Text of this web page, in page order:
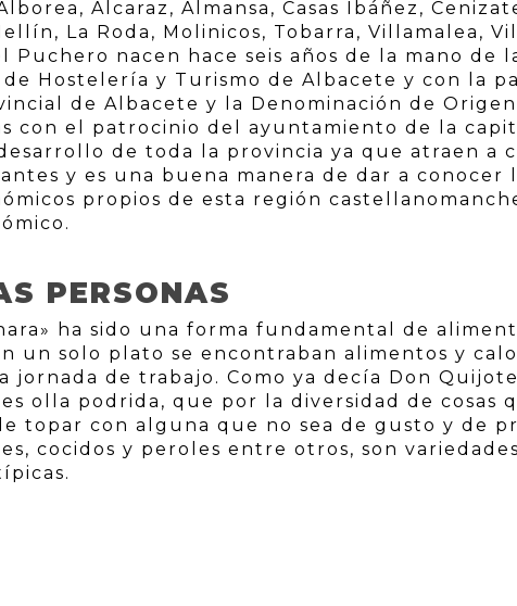
Alcaraz, Almansa, Casas Ibáñez,
La Roda, Molinicos, Tobarra, Villamalea,
Puchero nacen hace seis años de la mano de
de Hostelería y Turismo de Albacete y con la
de Albacete y la Denominación de Origen
con el patrocinio del ayuntamiento de la
de toda la provincia ya que atraen a
y es una buena manera de dar a conocer
propios de esta región
PERSONAS
ha sido una forma fundamental de
un solo plato se encontraban alimentos y
jornada de trabajo. Como ya decía Don
olla podrida, que por la diversidad de cosas
topar con alguna que no sea de gusto y de
cocidos y peroles entre otros, son